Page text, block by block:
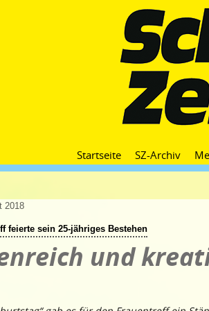
Startseite SZ-Archiv
2018
feierte sein 25-jähriges Bestehen
und